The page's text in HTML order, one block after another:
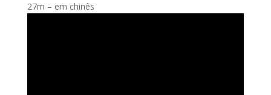
27m – em chinês